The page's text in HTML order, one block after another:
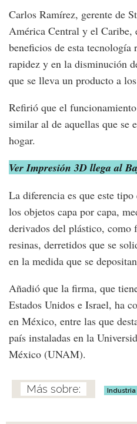
Carlos Ramírez, gerente de
América Central y el Caribe,
beneficios de esta tecnología
rapidez y en la disminución
que se lleva un producto a
Refirió que el
similar al de aquellas que se
hogar.
Ver Impresión 3D llega al
La diferencia es que este
los objetos capa por capa,
derivados del plástico,
resinas, derretidos que se
en la medida que se
Añadió que la firma, que
Estados Unidos e Israel, ha
en México, entre las que
país instaladas en la
México (UNAM).